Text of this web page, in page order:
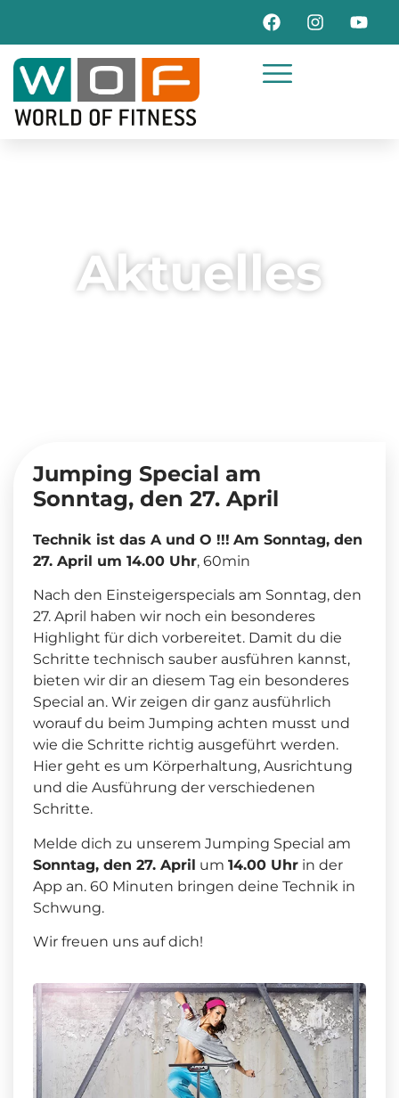
Aktuelles
Jumping Special am
Sonntag, den 27. April
Technik ist das A und O !!! Am Sonntag, den
27. April um 14.00 Uhr, 60min
Nach den Einsteigerspecials am Sonntag, den
27. April haben wir noch ein besonderes
Highlight für dich vorbereitet. Damit du die
Schritte technisch sauber ausführen kannst,
bieten wir dir an diesem Tag ein besonderes
Special an. Wir zeigen dir ganz ausführlich
worauf du beim Jumping achten musst und
wie die Schritte richtig ausgeführt werden.
Hier geht es um Körperhaltung, Ausrichtung
und die Ausführung der verschiedenen
Schritte.
Melde dich zu unserem Jumping Special am
Sonntag, den 27. April um 14.00 Uhr in der
App an. 60 Minuten bringen deine Technik in
Schwung.
Wir freuen uns auf dich!